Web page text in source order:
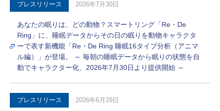
プレスリリース 2026年7月30日
あなたの眠りは、どの動物？スマートリング「Re・De
Ring」に、睡眠データからその日の眠りを動物キャラクタ
ーで表す新機能「Re・De Ring 睡眠16タイプ分析（アニマ
ル編）」が登場。 ～ 毎朝の睡眠データから眠りの状態を自
動でキャラクター化、2026年7月30日より提供開始 ～
プレスリリース 2026年6月29日